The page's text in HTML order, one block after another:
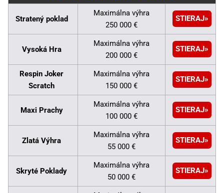
Stratený poklad
Maximálna výhra
250 000 €
STIERAJ
Vysoká Hra
Maximálna výhra
200 000 €
STIERAJ
Respin Joker
Scratch
Maximálna výhra
150 000 €
STIERAJ
Maxi Prachy
Maximálna výhra
100 000 €
STIERAJ
Zlatá Výhra
Maximálna výhra
55 000 €
STIERAJ
Skryté Poklady
Maximálna výhra
50 000 €
STIERAJ